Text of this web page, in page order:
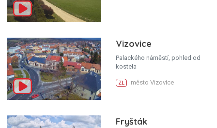
Vizovice
Palackého náměstí, pohled od
kostela
ZL město Vizovice
Fryšták